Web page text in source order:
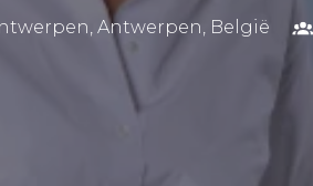
Antwerpen België